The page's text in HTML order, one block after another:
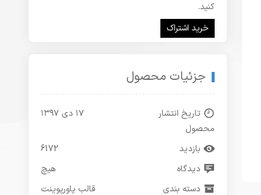
کنید.
خرید اشتراک
جزئیات محصول
تاریخ انتشار
محصول
۱۷ دی ۱۳۹۷
بازدید
6172
دیدگاه
هیچ
دسته بندی
قالب پاورپوینت